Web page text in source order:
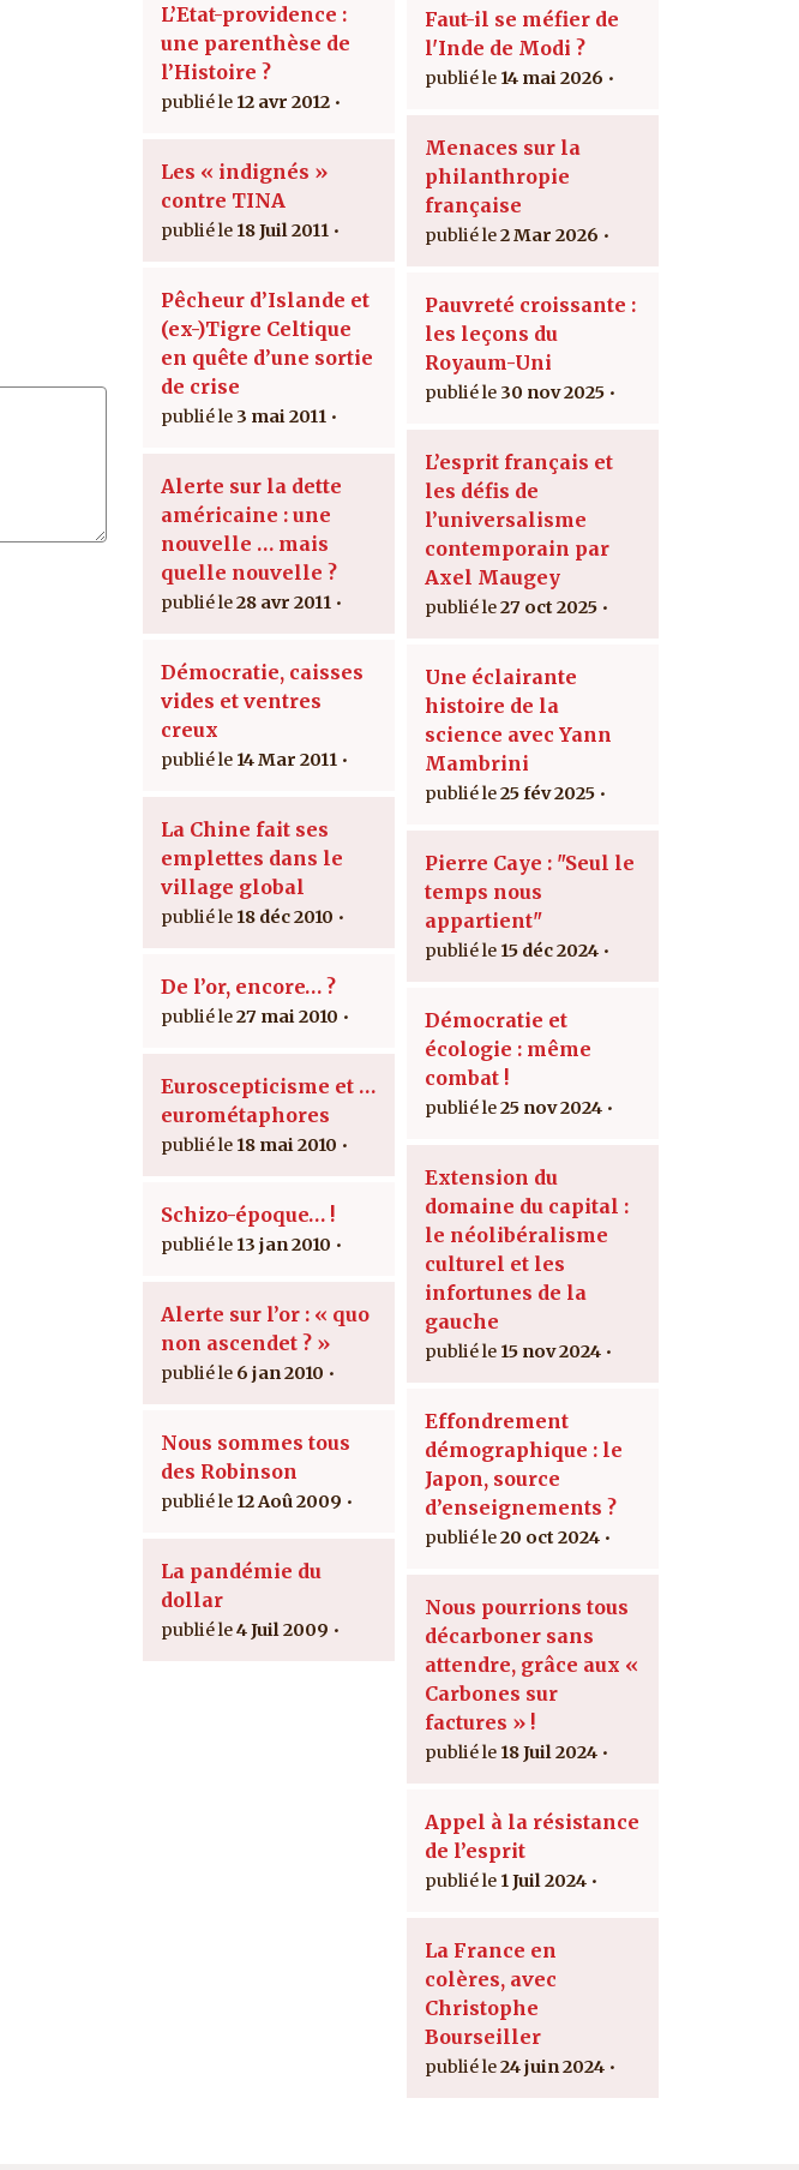
L’Etat-providence :
une parenthèse de
l’Histoire ?
12 avr 2012
Les « indignés »
contre TINA
18 Juil 2011
Pêcheur d’Islande et
(ex-)Tigre Celtique
en quête d’une sortie
de crise
3 mai 2011
Alerte sur la dette
américaine : une
nouvelle … mais
quelle nouvelle ?
28 avr 2011
Démocratie, caisses
vides et ventres
creux
14 Mar 2011
La Chine fait ses
emplettes dans le
village global
18 déc 2010
De l’or, encore… ?
27 mai 2010
Euroscepticisme et …
eurométaphores
18 mai 2010
Schizo-époque… !
13 jan 2010
Alerte sur l’or : « quo
non ascendet ? »
6 jan 2010
Nous sommes tous
des Robinson
12 Aoû 2009
La pandémie du
dollar
4 Juil 2009
Faut-il se méfier de
l'Inde de Modi ?
14 mai 2026
Menaces sur la
philanthropie
française
2 Mar 2026
Pauvreté croissante :
les leçons du
Royaum-Uni
30 nov 2025
L’esprit français et
les défis de
l’universalisme
contemporain par
Axel Maugey
27 oct 2025
Une éclairante
histoire de la
science avec Yann
Mambrini
25 fév 2025
Pierre Caye : "Seul le
temps nous
appartient"
15 déc 2024
Démocratie et
écologie : même
combat !
25 nov 2024
Extension du
domaine du capital :
le néolibéralisme
culturel et les
infortunes de la
gauche
15 nov 2024
Effondrement
démographique : le
Japon, source
d’enseignements ?
20 oct 2024
Nous pourrions tous
décarboner sans
attendre, grâce aux «
Carbones sur
factures » !
18 Juil 2024
Appel à la résistance
de l’esprit
1 Juil 2024
La France en
colères, avec
Christophe
Bourseiller
24 juin 2024